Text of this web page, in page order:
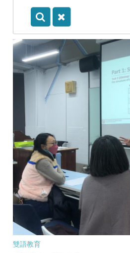
雙語教育